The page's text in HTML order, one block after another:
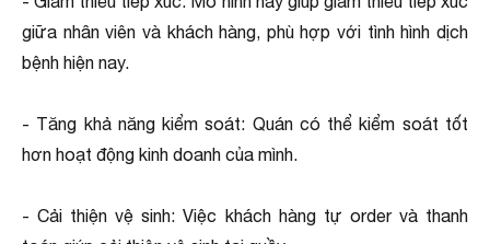
giữa nhân viên và khách hàng, phù hợp với tình hình dịch
bệnh hiện nay.
- Tăng khả năng kiểm soát: Quán có thể kiểm soát tốt
hơn hoạt động kinh doanh của mình.
- Cải thiện vệ sinh: Việc khách hàng tự order và thanh